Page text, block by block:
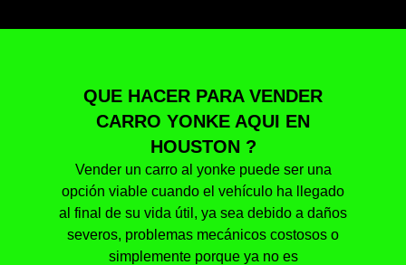
QUE HACER PARA VENDER
CARRO YONKE AQUI EN
HOUSTON ?
Vender un carro al yonke puede ser una
opción viable cuando el vehículo ha llegado
al final de su vida útil, ya sea debido a daños
severos, problemas mecánicos costosos o
simplemente porque ya no es